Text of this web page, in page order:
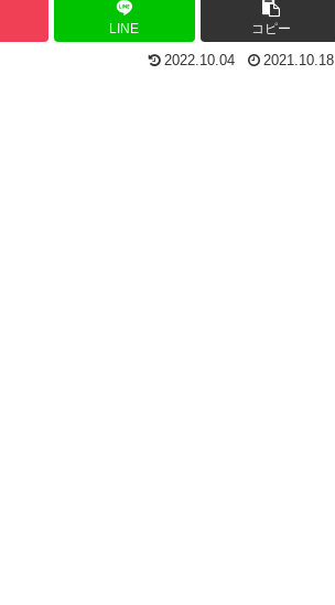
LINE コピー
2022.10.04 2021.10.18